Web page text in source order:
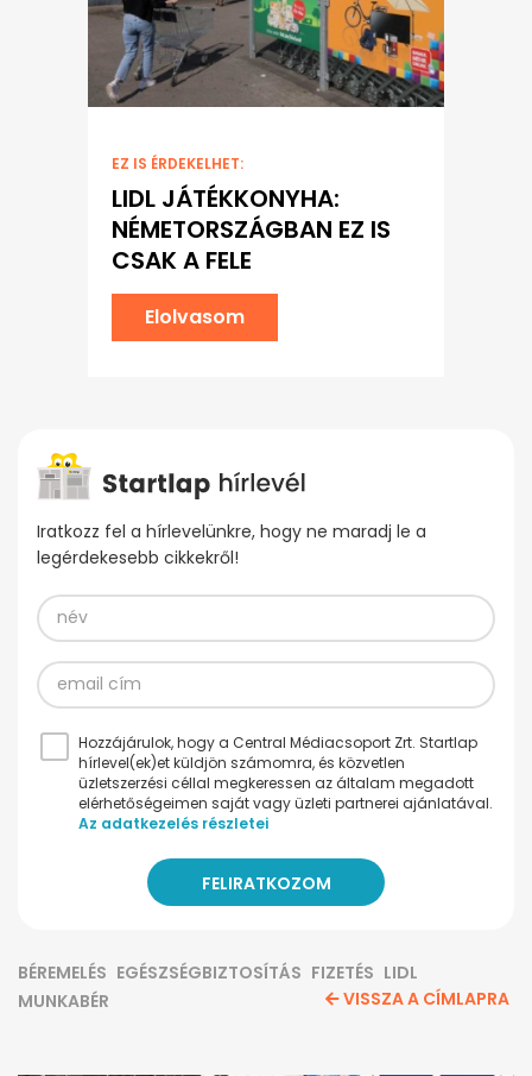
EZ IS ÉRDEKELHET:
LIDL JÁTÉKKONYHA:
NÉMETORSZÁGBAN EZ IS
CSAK A FELE
Elolvasom
Iratkozz fel a hírlevelünkre, hogy ne maradj le a
legérdekesebb cikkekről!
Hozzájárulok, hogy a Central Médiacsoport Zrt. Startlap
hírlevel(ek)et küldjön számomra, és közvetlen
üzletszerzési céllal megkeressen az általam megadott
elérhetőségeimen saját vagy üzleti partnerei ajánlatával.
Az adatkezelés részletei
BÉREMELÉS EGÉSZSÉGBIZTOSÍTÁS FIZETÉS LIDL
MUNKABÉR
VISSZA A CÍMLAPRA